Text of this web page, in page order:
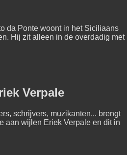
da Ponte woont in het Siciliaans
Hij zit alleen in de overdadig met
Verpale
schrijvers, muzikanten... brengt
aan wijlen Eriek Verpale en dit in